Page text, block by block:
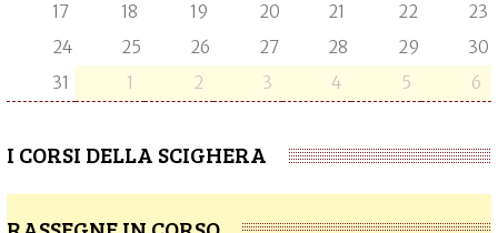
17
18 19 20 21 22
23
24
25 26 27 28 29
30
31
1 2 3 4 5 6
I CORSI DELLA SCIGHERA